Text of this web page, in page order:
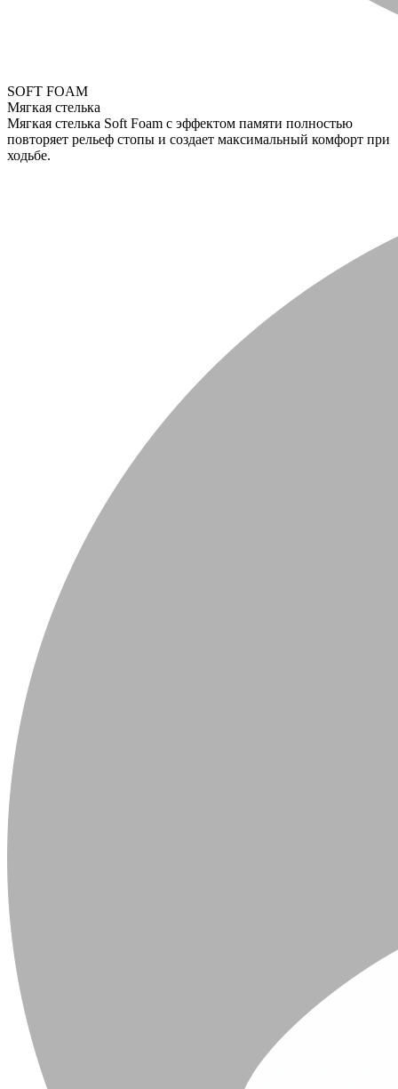
SOFT FOAM
Мягкая стелька
Мягкая стелька Soft Foam с эффектом памяти полностью
повторяет рельеф стопы и создает максимальный комфорт при
ходьбе.